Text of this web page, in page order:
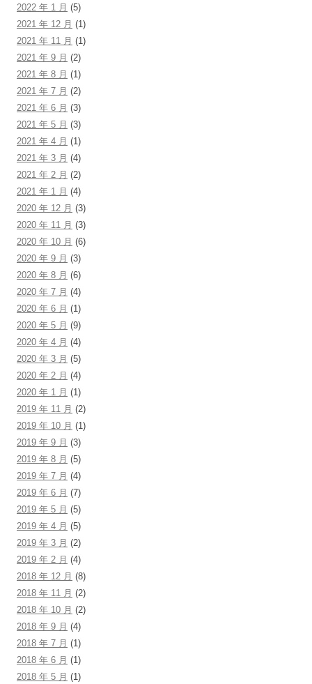
2022 年 1 月 (5)
2021 年 12 月 (1)
2021 年 11 月 (1)
2021 年 9 月 (2)
2021 年 8 月 (1)
2021 年 7 月 (2)
2021 年 6 月 (3)
2021 年 5 月 (3)
2021 年 4 月 (1)
2021 年 3 月 (4)
2021 年 2 月 (2)
2021 年 1 月 (4)
2020 年 12 月 (3)
2020 年 11 月 (3)
2020 年 10 月 (6)
2020 年 9 月 (3)
2020 年 8 月 (6)
2020 年 7 月 (4)
2020 年 6 月 (1)
2020 年 5 月 (9)
2020 年 4 月 (4)
2020 年 3 月 (5)
2020 年 2 月 (4)
2020 年 1 月 (1)
2019 年 11 月 (2)
2019 年 10 月 (1)
2019 年 9 月 (3)
2019 年 8 月 (5)
2019 年 7 月 (4)
2019 年 6 月 (7)
2019 年 5 月 (5)
2019 年 4 月 (5)
2019 年 3 月 (2)
2019 年 2 月 (4)
2018 年 12 月 (8)
2018 年 11 月 (2)
2018 年 10 月 (2)
2018 年 9 月 (4)
2018 年 7 月 (1)
2018 年 6 月 (1)
2018 年 5 月 (1)